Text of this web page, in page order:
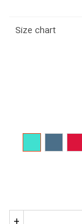
Size chart
نفتی